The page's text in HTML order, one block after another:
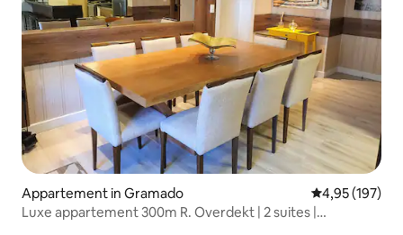
Appartement in Gramado Gemiddelde
4,95 (197)
Luxe appartement 300m R. Overdekt | 2 suites |